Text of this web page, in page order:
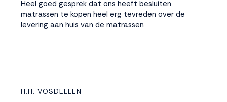
Heel goed gesprek dat ons heeft besluiten
matrassen te kopen heel erg tevreden over de
levering aan huis van de matrassen
H.H. VOSDELLEN